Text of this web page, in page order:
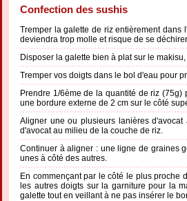
Confection des sushis
Tremper la galette de riz entièrement dans
deviendra trop molle et risque de se
Disposer la galette bien à plat sur le
Tremper vos doigts dans le bol d'eau pour
Prendre 1/6ème de la quantité de riz
une bordure externe de 2 cm sur le côté
Aligner une ou plusieurs lanières
d'avocat au milieu de la couche de riz.
Continuer à aligner : une ligne de graines
unes à côté des autres.
En commençant par le côté le plus proche
les autres doigts sur la garniture pour la
galette tout en veillant à ne pas insérer le